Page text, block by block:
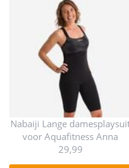
Nabaiji Lange
voor Aquafitness Anna
29,99